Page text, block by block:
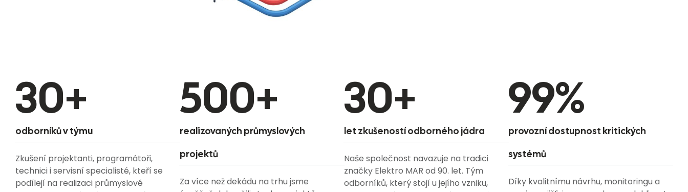
odborníků v týmu
30+
Zkušení projektanti, programátoři,
technici i servisní specialisté, kteří se
podílejí na realizaci průmyslové
realizovaných průmyslových
projektů
500+
Za více než dekádu na trhu jsme
let zkušeností odborného jádra
30+
Naše společnost navazuje na tradici
značky Elektro MAR od 90. let. Tým
odborníků, který stojí u jejího vzniku,
provozní dostupnost kritických
systémů
99%
Díky kvalitnímu návrhu, monitoringu a